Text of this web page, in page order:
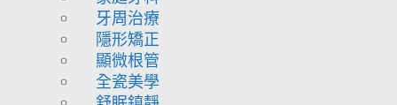
牙周治療
隱形矯正
顯微根管
全瓷美學